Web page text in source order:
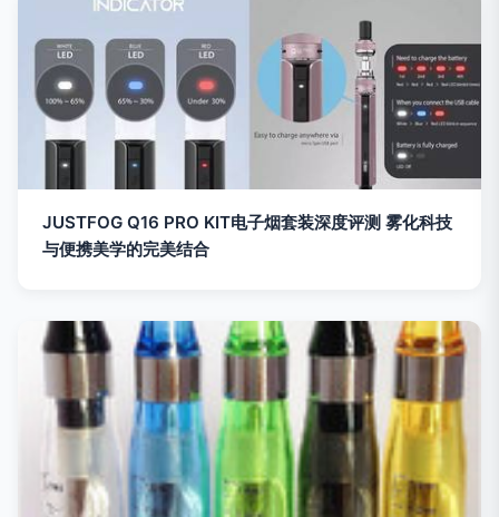
JUSTFOG Q16 PRO KIT电子烟套装深度评测 雾化科技
与便携美学的完美结合